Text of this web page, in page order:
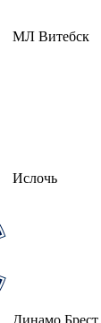
МЛ Витебск
Ислочь
Динамо Брест